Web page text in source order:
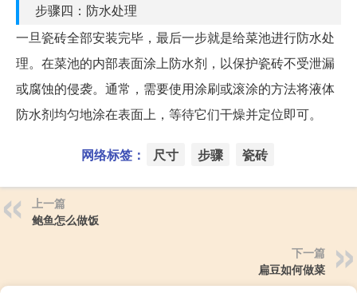
步骤四：防水处理
一旦瓷砖全部安装完毕，最后一步就是给菜池进行防水处
理。在菜池的内部表面涂上防水剂，以保护瓷砖不受泄漏
或腐蚀的侵袭。通常，需要使用涂刷或滚涂的方法将液体
防水剂均匀地涂在表面上，等待它们干燥并定位即可。
网络标签： 尺寸 步骤 瓷砖
上一篇
鲍鱼怎么做饭
下一篇
扁豆如何做菜